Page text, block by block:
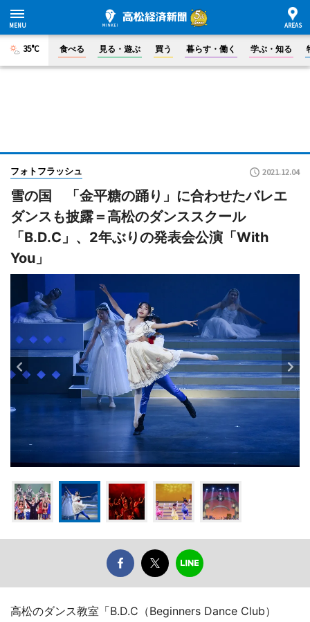
35°C 食べる 見る・遊ぶ 買う 暮らす・働く 学ぶ・知る
フォトフラッシュ 2021.12.04
雪の国 「金平糖の踊り」に合わせたバレエ
ダンスも披露＝高松のダンススクール
「B.D.C」、2年ぶりの発表会公演「With
You」
高松のダンス教室「B.D.C（Beginners Dance Club）